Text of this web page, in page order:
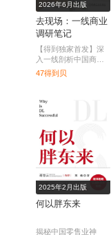
2026年6月出版
去现场：一线商业
调研笔记
【得到独家首发】深
入一线剖析中国商业
生态，提炼实用经营
47得到贝
2025年2月出版
何以胖东来
揭秘中国零售业神